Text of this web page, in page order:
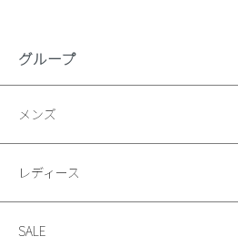
グループ
メンズ
レディース
SALE